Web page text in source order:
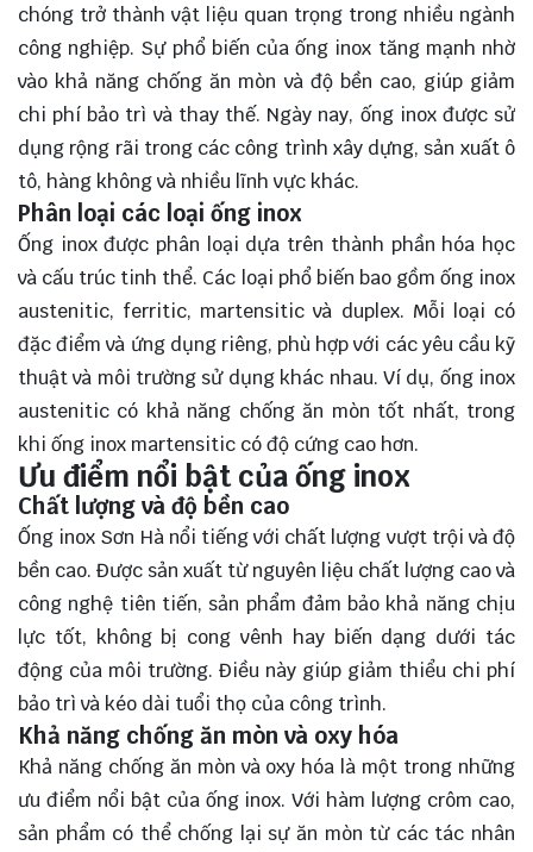
chóng trở thành vật liệu quan trọng trong nhiều ngành
công nghiệp. Sự phổ biến của ống inox tăng mạnh nhờ
vào khả năng chống ăn mòn và độ bền cao, giúp giảm
chi phí bảo trì và thay thế. Ngày nay, ống inox được sử
dụng rộng rãi trong các công trình xây dựng, sản xuất ô
tô, hàng không và nhiều lĩnh vực khác.
Phân loại các loại ống inox
Ống inox được phân loại dựa trên thành phần hóa học
và cấu trúc tinh thể. Các loại phổ biến bao gồm ống inox
austenitic, ferritic, martensitic và duplex. Mỗi loại có
đặc điểm và ứng dụng riêng, phù hợp với các yêu cầu kỹ
thuật và môi trường sử dụng khác nhau. Ví dụ, ống inox
austenitic có khả năng chống ăn mòn tốt nhất, trong
khi ống inox martensitic có độ cứng cao hơn.
Ưu điểm nổi bật của ống inox
Chất lượng và độ bền cao
Ống inox Sơn Hà nổi tiếng với chất lượng vượt trội và độ
bền cao. Được sản xuất từ nguyên liệu chất lượng cao và
công nghệ tiên tiến, sản phẩm đảm bảo khả năng chịu
lực tốt, không bị cong vênh hay biến dạng dưới tác
động của môi trường. Điều này giúp giảm thiểu chi phí
bảo trì và kéo dài tuổi thọ của công trình.
Khả năng chống ăn mòn và oxy hóa
Khả năng chống ăn mòn và oxy hóa là một trong những
ưu điểm nổi bật của ống inox. Với hàm lượng crôm cao,
sản phẩm có thể chống lại sự ăn mòn từ các tác nhân